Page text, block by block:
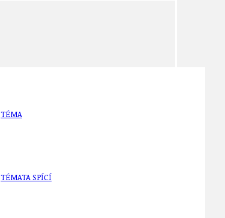
TÉMA
TÉMATA SPÍCÍ